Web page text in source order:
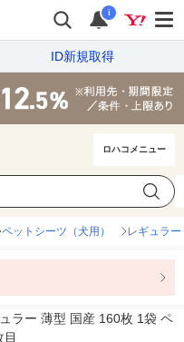
i
ID新規取得
ロハコメニュー
ペットシーツ（犬用） レギュラー